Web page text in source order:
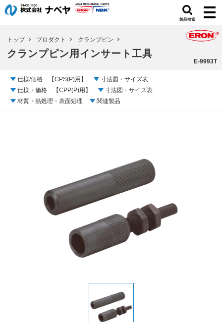
製品検索
トップ プロダクト クランプピン
クランプピン用インサート工具
E-9993T
仕様/価格 【CPS(P)用】
寸法図・サイズ表
仕様・価格 【CPP(P)用】
寸法図・サイズ表
材質・熱処理・表面処理
関連製品